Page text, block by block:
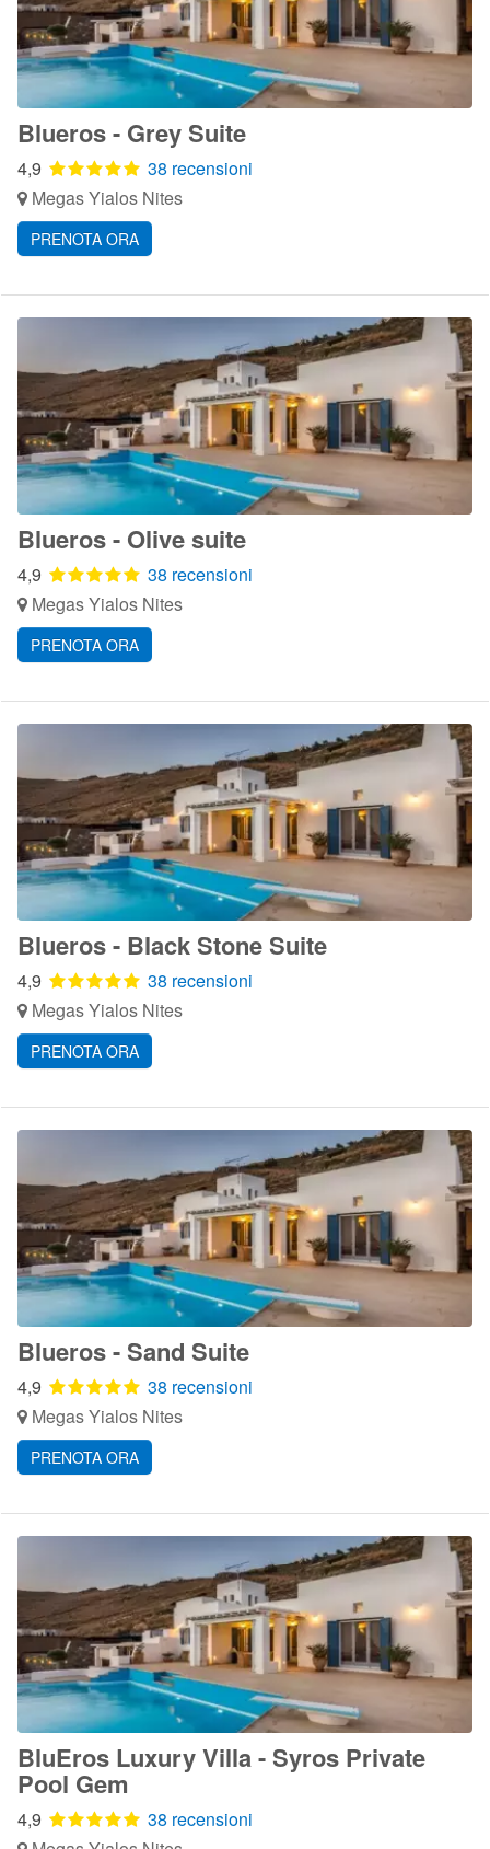
Blueros - Grey Suite
4,9
38 recensioni
Megas Yialos Nites
PRENOTA ORA
Blueros - Olive suite
4,9
38 recensioni
Megas Yialos Nites
PRENOTA ORA
Blueros - Black Stone Suite
4,9
38 recensioni
Megas Yialos Nites
PRENOTA ORA
Blueros - Sand Suite
4,9
38 recensioni
Megas Yialos Nites
PRENOTA ORA
BluEros Luxury Villa - Syros Private
Pool Gem
4,9
38 recensioni